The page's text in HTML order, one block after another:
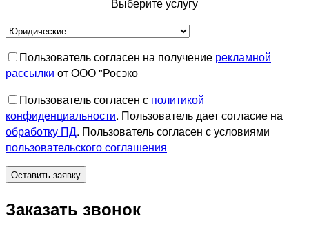
Пользователь согласен на получение рекламной
рассылки от ООО "Росэко
Пользователь согласен с политикой
конфиденциальности. Пользователь дает согласие на
обработку ПД. Пользователь согласен с условиями
пользовательского соглашения
Заказать звонок